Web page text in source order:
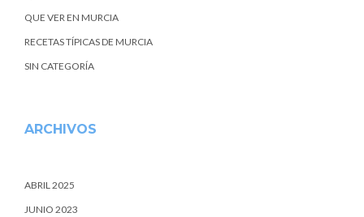
QUE VER EN MURCIA
RECETAS TÍPICAS DE MURCIA
SIN CATEGORÍA
ARCHIVOS
ABRIL 2025
JUNIO 2023